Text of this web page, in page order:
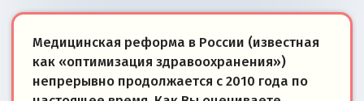
Медицинская реформа в России (известная
как «оптимизация здравоохранения»)
непрерывно продолжается с 2010 года по